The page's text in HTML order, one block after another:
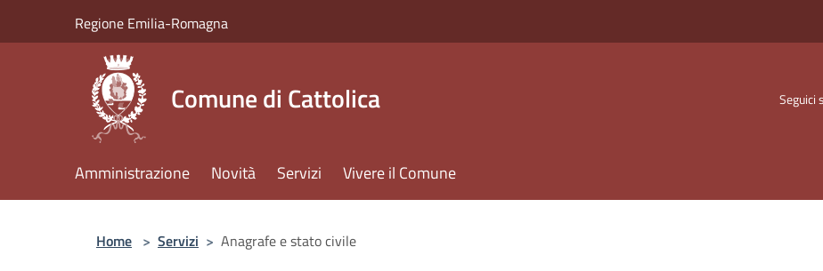
Regione Emilia-Romagna
Comune di Cattolica Seguici
Amministrazione Novità Servizi Vivere il Comune
Home > Servizi > Anagrafe e stato civile